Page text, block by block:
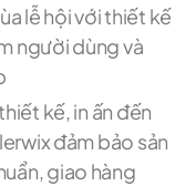
lễ hội với thiết kế
người dùng và
kế, in ấn đến
đảm bảo sản
giao hàng